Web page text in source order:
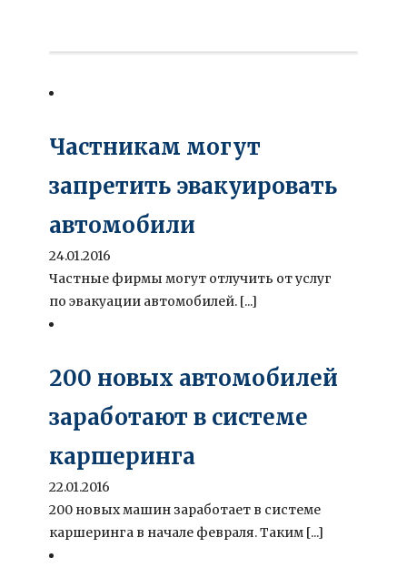
Частникам могут
запретить эвакуировать
автомобили
24.01.2016
Частные фирмы могут отлучить от услуг
по эвакуации автомобилей. [...]
200 новых автомобилей
заработают в системе
каршеринга
22.01.2016
200 новых машин заработает в системе
каршеринга в начале февраля. Таким [...]